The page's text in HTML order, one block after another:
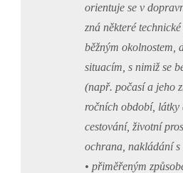
orientuje se v
zná některé
běžným okolnostem,
situacím, s nimiž se
(např. počasí a jeho
ročních období, látky
cestování, životní
ochrana, nakládání s
• přiměřeným